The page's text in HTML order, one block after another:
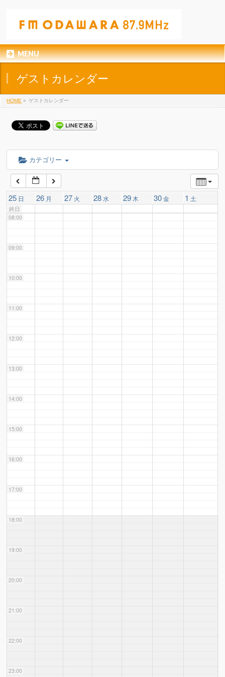
MENU
ゲストカレンダー
HOME » ゲストカレンダー
カテゴリー
25 日 26 月 27 火 28水 29 木 30金 1 土
終日
04:00
05:00
06:00
07:00
08:00
09:00
10:00
11:00
12:00
13:00
14:00
15:00
16:00
17:00
18:00
19:00
20:00
21:00
22:00
23:00